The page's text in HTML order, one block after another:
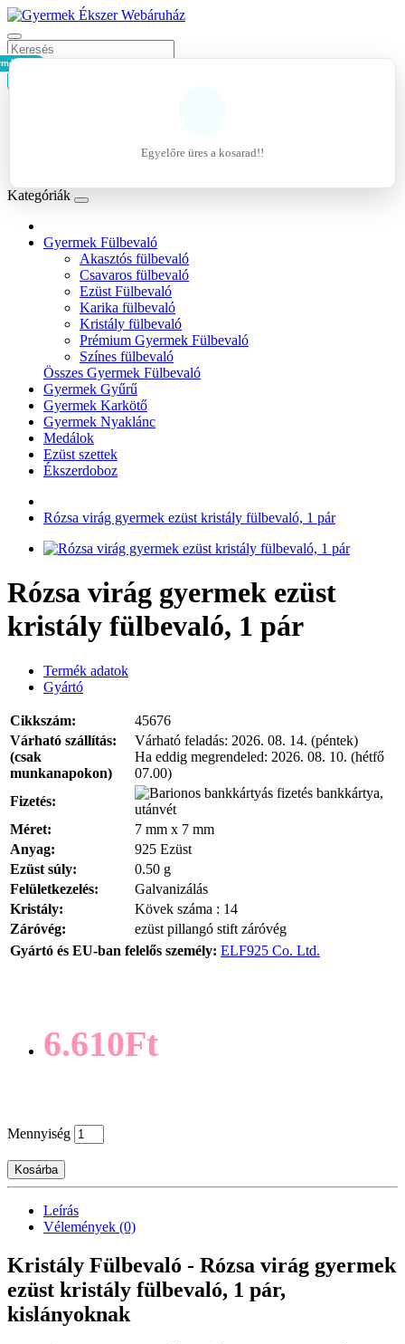
- 0Ft
Egyelőre üres a kosarad!!
Kategóriák
Gyermek Fülbevaló
Akasztós fülbevaló
Csavaros fülbevaló
Ezüst Fülbevaló
Karika fülbevaló
Kristály fülbevaló
Prémium Gyermek Fülbevaló
Színes fülbevaló
Összes Gyermek Fülbevaló
Gyermek Gyűrű
Gyermek Karkötő
Gyermek Nyaklánc
Medálok
Ezüst szettek
Ékszerdoboz
Rózsa virág gyermek ezüst kristály fülbevaló, 1 pár
Rózsa virág gyermek ezüst
kristály fülbevaló, 1 pár
Termék adatok
Gyártó
Cikkszám:
45676
Várható szállítás:
(csak
munkanapokon)
Várható feladás: 2026. 08. 14. (péntek)
Ha eddig megrendeled: 2026. 08. 10. (hétfő
07.00)
Fizetés:
bankkártya,
utánvét
Méret:
7 mm x 7 mm
Anyag:
925 Ezüst
Ezüst súly:
0.50 g
Felületkezelés:
Galvanizálás
Kristály:
Kövek száma : 14
Záróvég:
ezüst pillangó stift záróvég
Gyártó és EU-ban felelős személy: ELF925 Co. Ltd.
6.610Ft
Mennyiség
Kosárba
Leírás
Vélemények (0)
Kristály Fülbevaló - Rózsa virág gyermek
ezüst kristály fülbevaló, 1 pár,
kislányoknak